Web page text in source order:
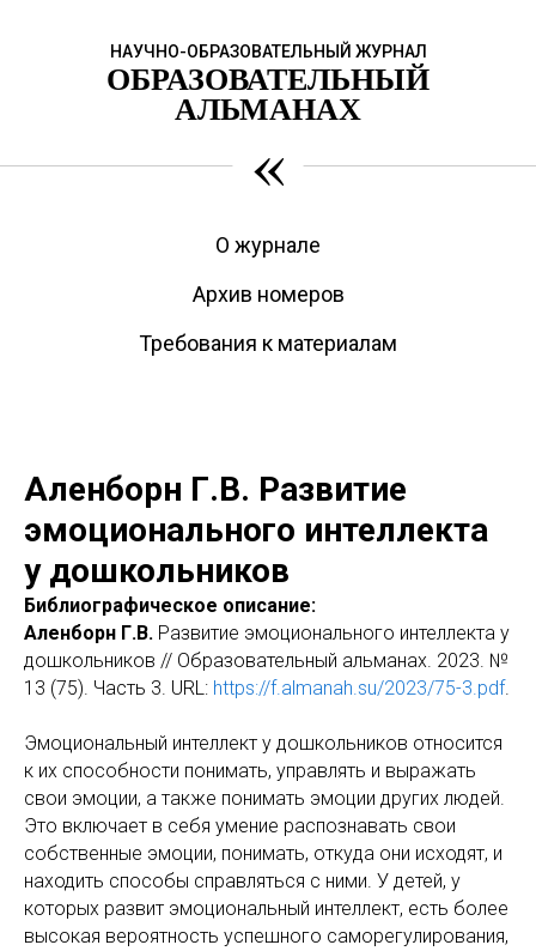
НАУЧНО-ОБРАЗОВАТЕЛЬНЫЙ ЖУРНАЛ
ОБРАЗОВАТЕЛЬНЫЙ
АЛЬМАНАХ
«
О журнале
Архив номеров
Требования к материалам
Аленборн Г.В. Развитие
эмоционального интеллекта
у дошкольников
Библиографическое описание:
Аленборн Г.В. Развитие эмоционального интеллекта у
дошкольников // Образовательный альманах. 2023. №
13 (75). Часть 3. URL: https://f.almanah.su/2023/75-3.pdf.
Эмоциональный интеллект у дошкольников относится
к их способности понимать, управлять и выражать
свои эмоции, а также понимать эмоции других людей.
Это включает в себя умение распознавать свои
собственные эмоции, понимать, откуда они исходят, и
находить способы справляться с ними. У детей, у
которых развит эмоциональный интеллект, есть более
высокая вероятность успешного саморегулирования,